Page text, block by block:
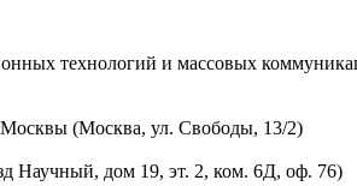
технологий и массовых
Москвы (Москва, ул. Свободы, 13/2)
Научный, дом 19, эт. 2, ком. 6Д, оф. 76)